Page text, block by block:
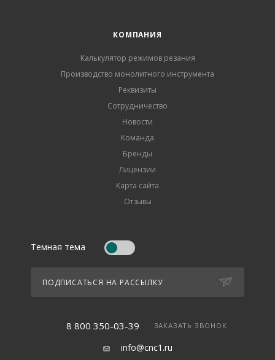
КОМПАНИЯ
Калькулятор режимов резания
Производство монолитного инструмента
Реквизиты
Сотрудничество
Новости
Команда
Бренды
Лицензии
Карта сайта
Отзывы
Темная тема
ПОДПИСАТЬСЯ НА РАССЫЛКУ
8 800 350-03-39 ЗАКАЗАТЬ ЗВОНОК
info@cnc1.ru